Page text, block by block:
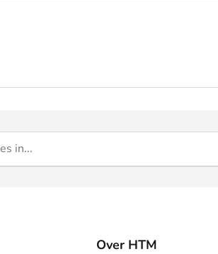
Over HTM